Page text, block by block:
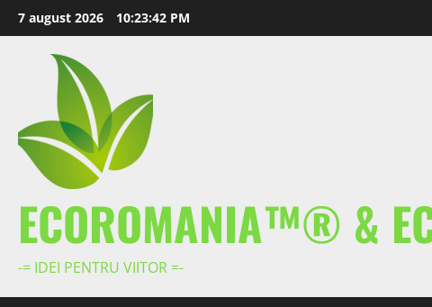
Skip
to
content
7 august 2026 10:23:43 PM
ECOROMANIA™® &
-= IDEI PENTRU VIITOR =-